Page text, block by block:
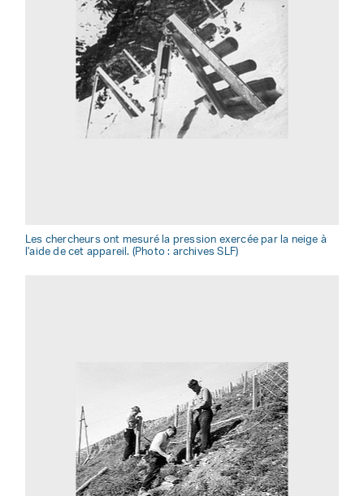
Les chercheurs ont mesuré la pression exercée par la neige à
l'aide de cet appareil. (Photo : archives SLF)